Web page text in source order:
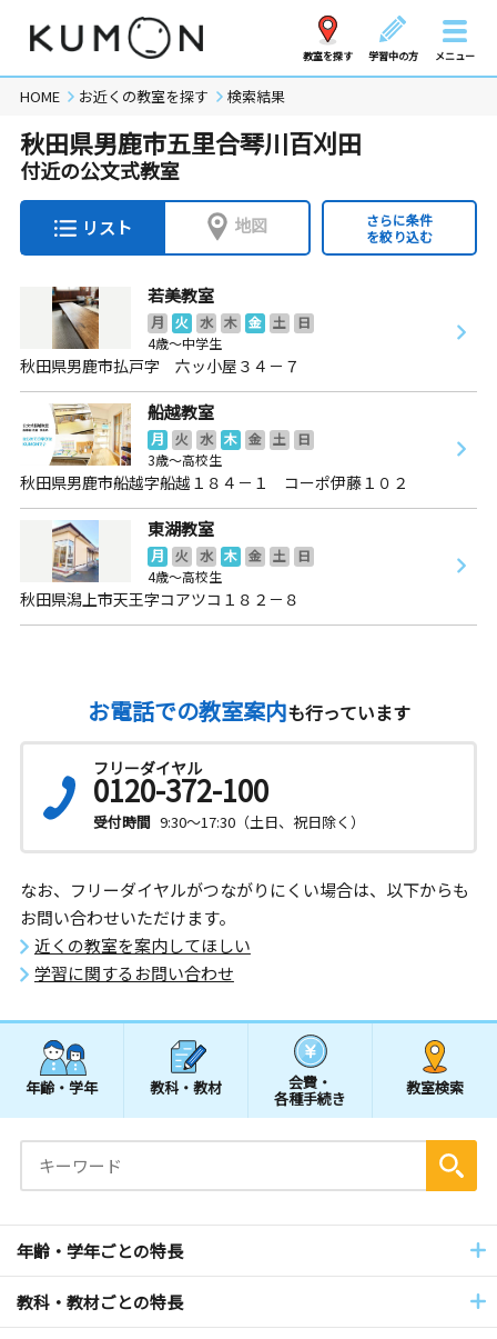
教室を探す 学習中の方 メニュー
HOME お近くの教室を探す 検索結果
秋田県男鹿市五里合琴川百刈田
付近の公文式教室
リスト 地図
さらに条件
を絞り込む
若美教室
月 火 水 木 金 土
日
4歳～中学生
秋田県男鹿市払戸字 六ッ小屋３４－７
船越教室
月 火 水 木 金 土
日
3歳～高校生
秋田県男鹿市船越字船越１８４－１ コーポ伊藤１０２
東湖教室
月 火 水 木 金 土
日
4歳～高校生
秋田県潟上市天王字コアツコ１８２－８
お電話での教室案内も行っています
フリーダイヤル
0120-372-100
受付時間 9:30～17:30（土日、祝日除く）
なお、フリーダイヤルがつながりにくい場合は、以下からも
お問い合わせいただけます。
近くの教室を案内してほしい
学習に関するお問い合わせ
年齢・学年 教科・教材 会費・
各種手続き
教室検索
年齢・学年ごとの特長
教科・教材ごとの特長